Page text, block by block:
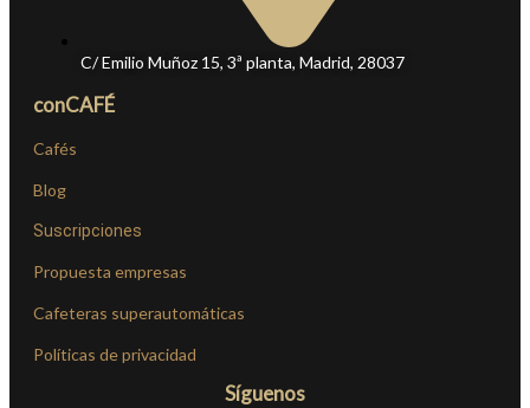
C/ Emilio Muñoz 15, 3ª planta, Madrid, 28037
conCAFÉ
Cafés
Blog
Suscripciones
Propuesta empresas
Cafeteras superautomáticas
Políticas de privacidad
Síguenos